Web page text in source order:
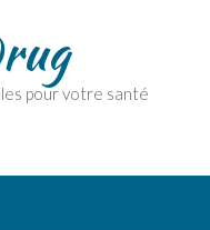
pour votre santé